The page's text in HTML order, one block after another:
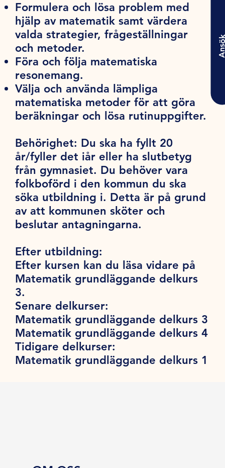
Formulera och lösa problem med
hjälp av matematik samt värdera
valda strategier, frågeställningar
och metoder.
Föra och följa matematiska
resonemang.
Välja och använda lämpliga
matematiska metoder för att göra
beräkningar och lösa rutinuppgifter.
Behörighet: Du ska ha fyllt 20
år/fyller det iår eller ha slutbetyg
från gymnasiet. Du behöver vara
folkboförd i den kommun du ska
söka utbildning i. Detta är på grund
av att kommunen sköter och
beslutar antagningarna.
Efter utbildning:
Efter kursen kan du läsa vidare på
Matematik grundläggande delkurs
3.
Senare delkurser:
Matematik grundläggande delkurs 3
Matematik grundläggande delkurs 4
Tidigare delkurser:
Matematik grundläggande delkurs 1